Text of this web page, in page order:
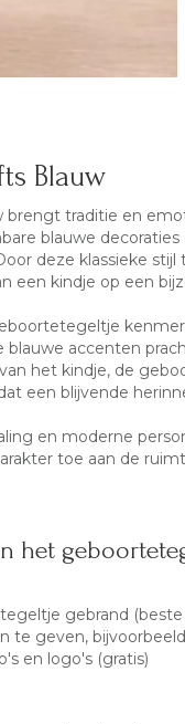
Blauw
brengt traditie en
blauwe
deze klassieke
een kindje op een
blauwe accenten
het kindje, de
een blijvende
en moderne
toe aan de
het
gebrand
te geven,
en logo's (gratis)